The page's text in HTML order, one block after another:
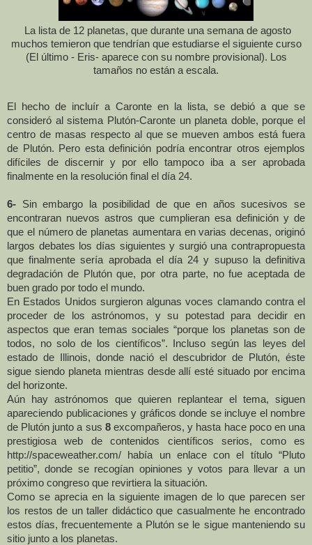
La lista de 12 planetas, que durante una semana de agosto
muchos temieron que tendrían que estudiarse el siguiente curso
(El último - Eris- aparece con su nombre provisional). Los
tamaños no están a escala.
El hecho de incluír a Caronte en la lista, se debió a que se
consideró al sistema Plutón-Caronte un planeta doble, porque el
centro de masas respecto al que se mueven ambos está fuera
de Plutón. Pero esta definición podría encontrar otros ejemplos
difíciles de discernir y por ello tampoco iba a ser aprobada
finalmente en la resolución final el día 24.
6- Sin embargo la posibilidad de que en años sucesivos se
encontraran nuevos astros que cumplieran esa definición y de
que el número de planetas aumentara en varias decenas, originó
largos debates los días siguientes y surgió una contrapropuesta
que finalmente sería aprobada el día 24 y supuso la definitiva
degradación de Plutón que, por otra parte, no fue aceptada de
buen grado por todo el mundo.
En Estados Unidos surgieron algunas voces clamando contra el
proceder de los astrónomos, y su potestad para decidir en
aspectos que eran temas sociales “porque los planetas son de
todos, no solo de los científicos”. Incluso según las leyes del
estado de Illinois, donde nació el descubridor de Plutón, éste
sigue siendo planeta mientras desde allí esté situado por encima
del horizonte.
Aún hay astrónomos que quieren replantear el tema, siguen
apareciendo publicaciones y gráficos donde se incluye el nombre
de Plutón junto a sus 8excompañeros, y hasta hace poco en una
prestigiosa web de contenidos científicos serios, como es
http://spaceweather.com/ había un enlace con el título “Pluto
petitio”, donde se recogían opiniones y votos para llevar a un
próximo congreso que revirtiera la situación.
Como se aprecia en la siguiente imagen de lo que parecen ser
los restos de un taller didáctico que casualmente he encontrado
estos días, frecuentemente a Plutón se le sigue manteniendo su
sitio junto a los planetas.